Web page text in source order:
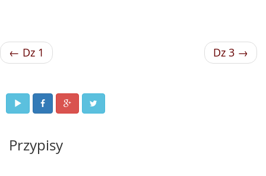
← Dz 1 Dz 3 →
Przypisy